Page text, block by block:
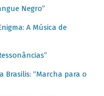
Negro”
A Música de
Brasilis: “Marcha para o